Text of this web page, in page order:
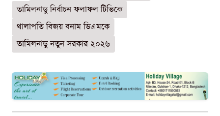
তামিলনাড়ু নির্বাচন ফলাফল টিভিকে
থালাপতি বিজয় বনাম ডিএমকে
তামিলনাড়ু নতুন সরকার ২০২৬